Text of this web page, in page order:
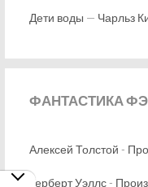
Дети воды — Чарльз
ФАНТАСТИКА
Алексей Толстой -
Герберт Уэллс -